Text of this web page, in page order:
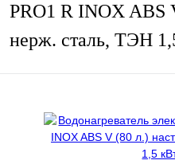
PRO1 R INOX ABS
нерж. сталь, ТЭН